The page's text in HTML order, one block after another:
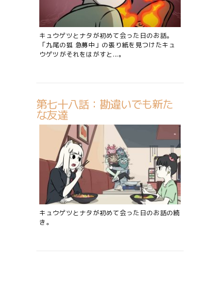
キュウゲツとナタが初めて会った日のお話。
「九尾の狐 急募中」の張り紙を見つけたキュ
ウゲツがそれをはがすと...。
第七十八話：勘違いでも新た
な友達
キュウゲツとナタが初めて会った日のお話の続
き。